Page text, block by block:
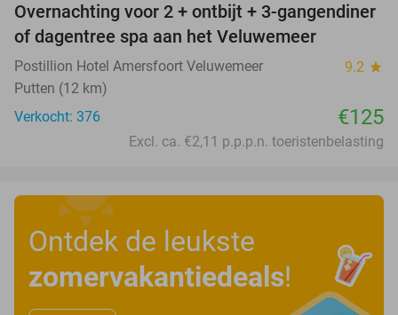
Overnachting voor 2 + ontbijt + 3-gangendiner
of dagentree spa aan het Veluwemeer
Postillion Hotel Amersfoort Veluwemeer 9.2 star
Putten (12 km)
Verkocht: 376
€125
Excl. ca. €2,11 p.p.p.n. toeristenbelasting
Ontdek de leukste
zomervakantiedeals!